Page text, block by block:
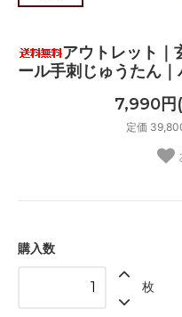
アウトレット
ール手刺じゅうたん
7,990円
定価
購入数
枚